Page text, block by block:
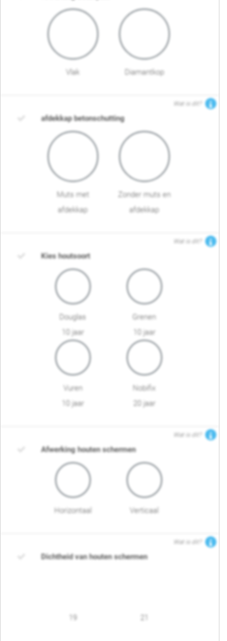
Vlak Diamantkop
Wat is dit?
afdekkap betonschutting
Muts met
afdekkap
Zonder muts en
afdekkap
Wat is dit?
Kies houtsoort
Douglas
10 jaar
Grenen
10 jaar
Vuren
10 jaar
Nobifix
20 jaar
Wat is dit?
Afwerking houten schermen
Horizontaal Verticaal
Wat is dit?
Dichtheid van houten schermen
19